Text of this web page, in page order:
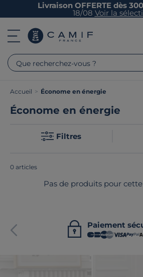
Livraison OFFERTE dès
18/08 Voir la
Que recherchez-vous ?
Accueil > Économe en énergie
Économe en énergie
Filtres
0 articles
Pas de produits pour
Catégories
Paiement